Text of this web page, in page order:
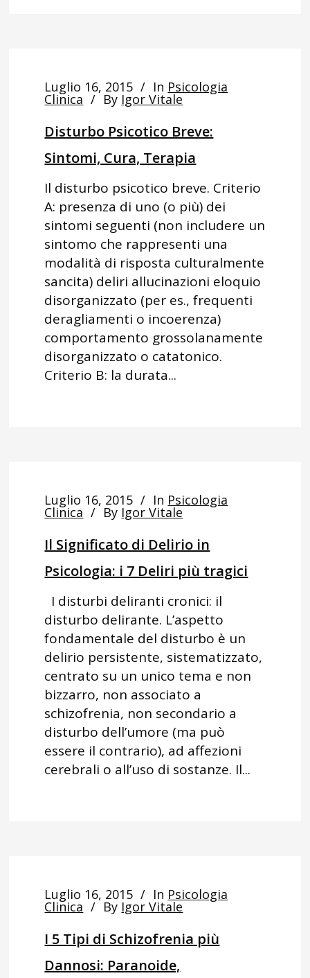
Luglio 16, 2015 In Psicologia
Clinica By Igor Vitale
Disturbo Psicotico Breve:
Sintomi, Cura, Terapia
Il disturbo psicotico breve. Criterio
A: presenza di uno (o più) dei
sintomi seguenti (non includere un
sintomo che rappresenti una
modalità di risposta culturalmente
sancita) deliri allucinazioni eloquio
disorganizzato (per es., frequenti
deragliamenti o incoerenza)
comportamento grossolanamente
disorganizzato o catatonico.
Criterio B: la durata...
Luglio 16, 2015 In Psicologia
Clinica By Igor Vitale
Il Significato di Delirio in
Psicologia: i 7 Deliri più tragici
I disturbi deliranti cronici: il
disturbo delirante. L’aspetto
fondamentale del disturbo è un
delirio persistente, sistematizzato,
centrato su un unico tema e non
bizzarro, non associato a
schizofrenia, non secondario a
disturbo dell’umore (ma può
essere il contrario), ad affezioni
cerebrali o all’uso di sostanze. Il...
Luglio 16, 2015 In Psicologia
Clinica By Igor Vitale
I 5 Tipi di Schizofrenia più
Dannosi: Paranoide,